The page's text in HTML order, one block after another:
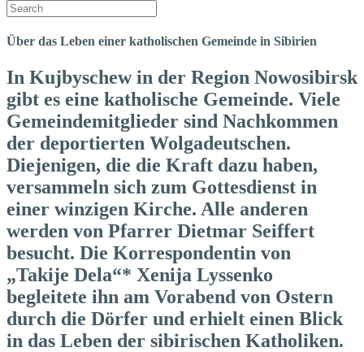
Über das Leben einer katholischen Gemeinde in Sibirien
In Kujbyschew in der Region Nowosibirsk
gibt es eine katholische Gemeinde. Viele
Gemeindemitglieder sind Nachkommen
der deportierten Wolgadeutschen.
Diejenigen, die die Kraft dazu haben,
versammeln sich zum Gottesdienst in
einer winzigen Kirche. Alle anderen
werden von Pfarrer Dietmar Seiffert
besucht. Die Korrespondentin von
„Takije Dela“* Xenija Lyssenko
begleitete ihn am Vorabend von Ostern
durch die Dörfer und erhielt einen Blick
in das Leben der sibirischen Katholiken.